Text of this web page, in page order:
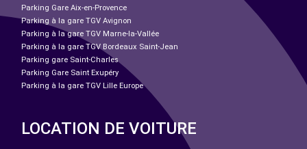
Parking Gare Aix-en-Provence
Parking à la gare TGV Avignon
Parking à la gare TGV Marne-la-Vallée
Parking à la gare TGV Bordeaux Saint-Jean
Parking gare Saint-Charles
Parking Gare Saint Exupéry
Parking à la gare TGV Lille Europe
LOCATION DE VOITURE